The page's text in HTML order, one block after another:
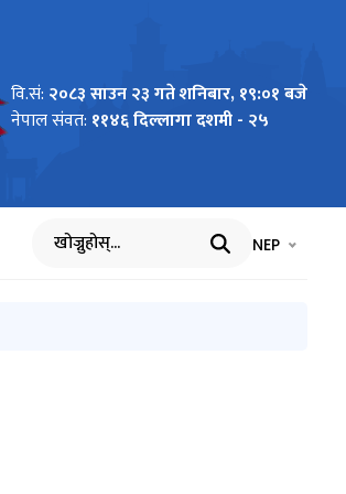
वि.सं: २०८३ साउन २३ गते शनिबार, १९:०१ बजे
नेपाल संवत: ११४६ दिल्लागा दशमी - २५
खोज्नुहोस् भाषा चयन
NEP